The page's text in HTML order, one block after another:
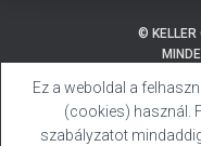
©
ADATKEZELÉSI
SÜTI (COOKIE)
Ez a weboldal a
(cookies) használ.
szabályzatot